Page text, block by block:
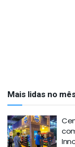
Mais lidas no